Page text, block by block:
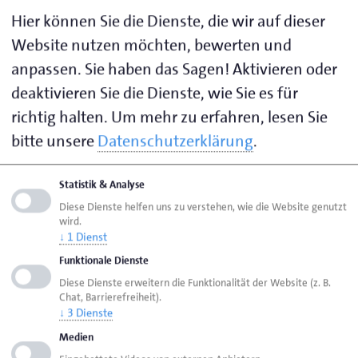
Heizungstechnologien und leisten einen Beitrag zur
Schonung von Energieressourcen. Dadurch nimmt
auch der Bedarf an kompetenten Planern und
Installateuren immer weiter zu. Das
Berufsbildungszentrum (BBZ) der Handwerkskammer
für Ostfriesland in Aurich bietet am 12. und 13. Juni,
jeweils in der Zeit von 9 bis 16.30 Uhr, eine
Wärmepumpenschulung nach der VDI-Richtlinie 4645
an.
Diese Weiterbildung richtet sich an Monteure/innen,
Techniker/innen, Meister/innen und Planer/innen aus
der Sanitär-, Heizungs- und Klimatechnik, der
Elektrotechnik sowie an
Gebäudeenergieberater/innen. Nach der Teilnahme
kann eine Online-Prüfung zum „Sachkundigen für
Hier können Sie die Dienste, die wir auf dieser
Website nutzen möchten, bewerten und
anpassen. Sie haben das Sagen! Aktivieren oder
deaktivieren Sie die Dienste, wie Sie es für
richtig halten. Um mehr zu erfahren, lesen Sie
bitte unsereDatenschutzerklärung.
Statistik & Analyse
Diese Dienste helfen uns zu verstehen, wie die Website genutzt
wird.
↓ 1 Dienst
Funktionale Dienste
Diese Dienste erweitern die Funktionalität der Website (z. B.
Chat, Barrierefreiheit).
↓ 3 Dienste
Medien